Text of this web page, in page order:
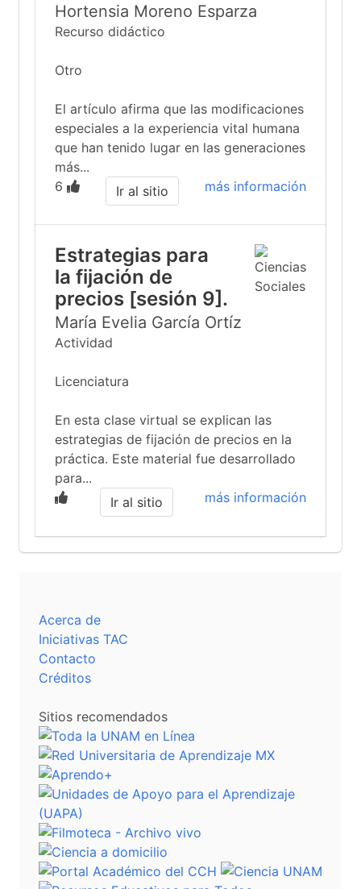
Hortensia Moreno Esparza
Recurso didáctico
Otro
El artículo afirma que las modificaciones
especiales a la experiencia vital humana
que han tenido lugar en las generaciones
más...
6
más información
Ir al sitio
Estrategias para
la fijación de
precios [sesión 9].
María Evelia García Ortíz
Actividad
Licenciatura
En esta clase virtual se explican las
estrategias de fijación de precios en la
práctica. Este material fue desarrollado
para...
más información
Ir al sitio
Acerca de
Iniciativas TAC
Contacto
Créditos
Sitios recomendados